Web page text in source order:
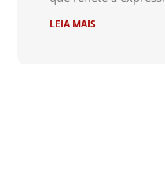
LEIA MAIS